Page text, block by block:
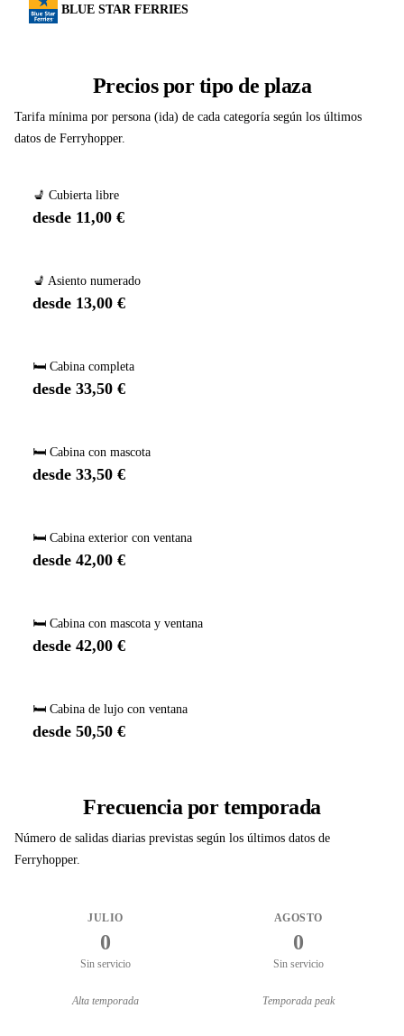
BLUE STAR FERRIES
Precios por tipo de plaza
Tarifa mínima por persona (ida) de cada categoría según los últimos
datos de Ferryhopper.
💺 Cubierta libre
desde 11,00 €
💺 Asiento numerado
desde 13,00 €
🛏️ Cabina completa
desde 33,50 €
🛏️ Cabina con mascota
desde 33,50 €
🛏️ Cabina exterior con ventana
desde 42,00 €
🛏️ Cabina con mascota y ventana
desde 42,00 €
🛏️ Cabina de lujo con ventana
desde 50,50 €
Frecuencia por temporada
Número de salidas diarias previstas según los últimos datos de
Ferryhopper.
JULIO
0
Sin servicio
Alta temporada
AGOSTO
0
Sin servicio
Temporada peak